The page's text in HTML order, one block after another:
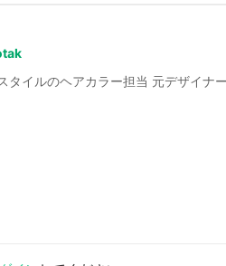
タイルのヘアカラー担当 元デザイ